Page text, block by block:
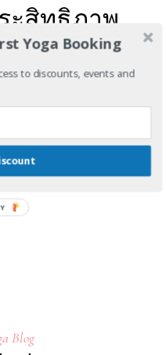
ะสิทธิภาพ
ย
ควบคู่ไปกับการ
ดไขมันในช่องท้อง
ในการลดไขมัน
กายที่เน้นการยืด
คุณ
Blog
Yoga Booking
to discounts, events and